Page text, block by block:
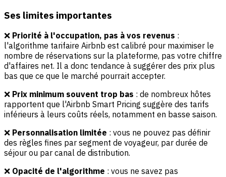
Ses limites importantes
❌ Priorité à l'occupation, pas à vos revenus :
l'algorithme tarifaire Airbnb est calibré pour maximiser le
nombre de réservations sur la plateforme, pas votre chiffre
d'affaires net. Il a donc tendance à suggérer des prix plus
bas que ce que le marché pourrait accepter.
❌ Prix minimum souvent trop bas : de nombreux hôtes
rapportent que l'Airbnb Smart Pricing suggère des tarifs
inférieurs à leurs coûts réels, notamment en basse saison.
❌ Personnalisation limitée : vous ne pouvez pas définir
des règles fines par segment de voyageur, par durée de
séjour ou par canal de distribution.
❌ Opacité de l'algorithme : vous ne savez pas